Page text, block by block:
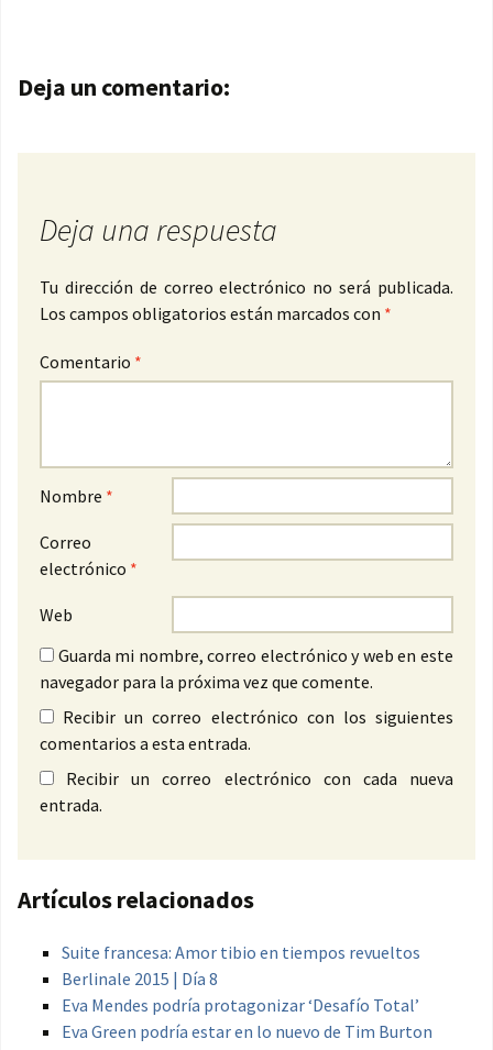
Navegación de entradas
Deja un comentario:
Deja una respuesta
Tu dirección de correo electrónico no será publicada.
Los campos obligatorios están marcados con *
Comentario *
Nombre *
Correo
electrónico *
Web
Guarda mi nombre, correo electrónico y web en este
navegador para la próxima vez que comente.
Recibir un correo electrónico con los siguientes
comentarios a esta entrada.
Recibir un correo electrónico con cada nueva
entrada.
Artículos relacionados
Suite francesa: Amor tibio en tiempos revueltos
Berlinale 2015 | Día 8
Eva Mendes podría protagonizar ‘Desafío Total’
Eva Green podría estar en lo nuevo de Tim Burton